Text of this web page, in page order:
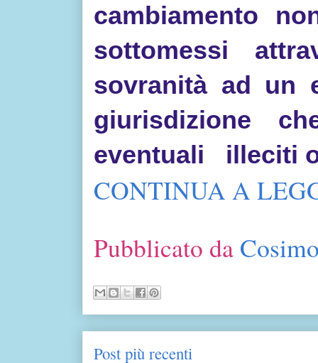
cambiamento
sottomessi
sovranità ad
giurisdizione
eventuali illeciti
CONTINUA A
Pubblicato da
Post più recenti